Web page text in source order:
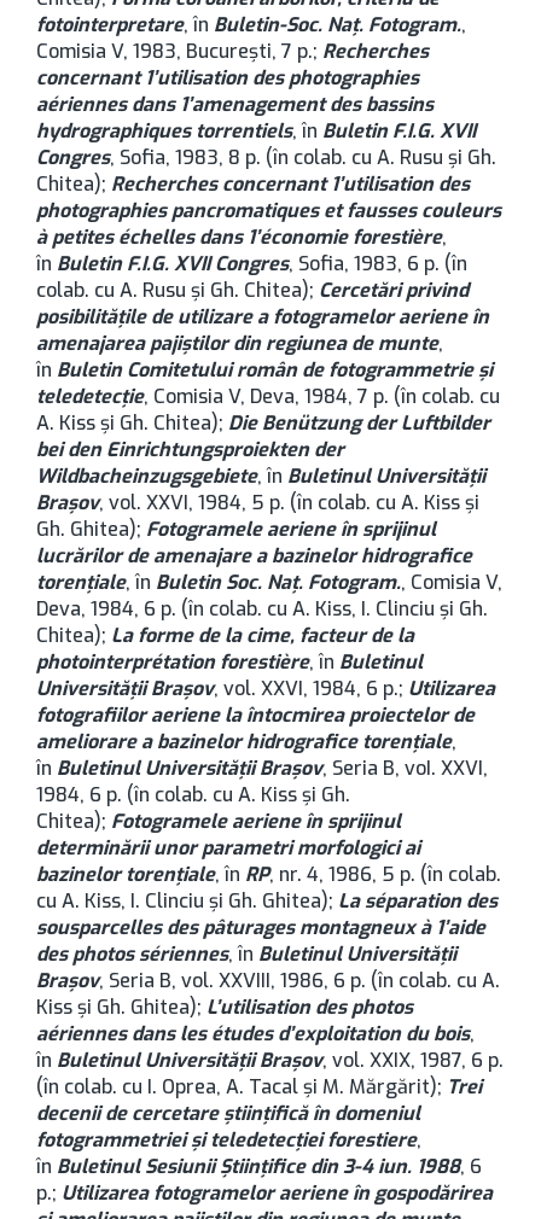
fotointerpretare, în Buletin-Soc. Naţ. Fotogram.,
Comisia V, 1983, București, 7 p.; Recherches
concernant 1’utilisation des photographies
aériennes dans 1’amenagement des bassins
hydrographiques torrentiels, în Buletin F.I.G. XVII
Congres, Sofia, 1983, 8 p. (în colab. cu A. Rusu şi Gh.
Chitea); Recherches concernant 1’utilisation des
photographies pancromatiques et fausses couleurs
à petites échelles dans 1’économie forestière,
în Buletin F.I.G. XVII Congres, Sofia, 1983, 6 p. (în
colab. cu A. Rusu şi Gh. Chitea); Cercetări privind
posibilităţile de utilizare a fotogramelor aeriene în
amenajarea pajiştilor din regiunea de munte,
în Buletin Comitetului român de fotogrammetrie şi
teledetecţie, Comisia V, Deva, 1984, 7 p. (în colab. cu
A. Kiss şi Gh. Chitea); Die Benützung der Luftbilder
bei den Einrichtungsproiekten der
Wildbacheinzugsgebiete, în Buletinul Universității
Brașov, vol. XXVI, 1984, 5 p. (în colab. cu A. Kiss şi
Gh. Ghitea); Fotogramele aeriene în sprijinul
lucrărilor de amenajare a bazinelor hidrografice
torenţiale, în Buletin Soc. Naţ. Fotogram., Comisia V,
Deva, 1984, 6 p. (în colab. cu A. Kiss, I. Clinciu şi Gh.
Chitea); La forme de la cime, facteur de la
photointerprétation forestière, în Buletinul
Universității Brașov, vol. XXVI, 1984, 6 p.; Utilizarea
fotografiilor aeriene la întocmirea proiectelor de
ameliorare a bazinelor hidrografice torenţiale,
în Buletinul Universității Brașov, Seria B, voI. XXVI,
1984, 6 p. (în colab. cu A. Kiss şi Gh.
Chitea); Fotogramele aeriene în sprijinul
determinării unor parametri morfologici ai
bazinelor torenţiale, în RP, nr. 4, 1986, 5 p. (în colab.
cu A. Kiss, I. Clinciu şi Gh. Ghitea); La séparation des
sousparcelles des pâturages montagneux à 1’aide
des photos sériennes, în Buletinul Universității
Brașov, Seria B, vol. XXVIII, 1986, 6 p. (în colab. cu A.
Kiss şi Gh. Ghitea); L’utilisation des photos
aériennes dans les études d’exploitation du bois,
în Buletinul Universității Brașov, vol. XXIX, 1987, 6 p.
(în colab. cu I. Oprea, A. Tacal şi M. Mărgărit); Trei
decenii de cercetare ştiinţifică în domeniul
fotogrammetriei şi teledetecţiei forestiere,
în Buletinul Sesiunii Ştiinţifice din 3-4 iun. 1988, 6
p.; Utilizarea fotogramelor aeriene în gospodărirea